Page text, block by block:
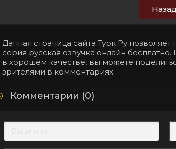
Данная страница сайта Турк Ру позволяет
серия русская озвучка онлайн
в хорошем качестве, вы можете
зрителями в комментариях.
Комментарии (0)